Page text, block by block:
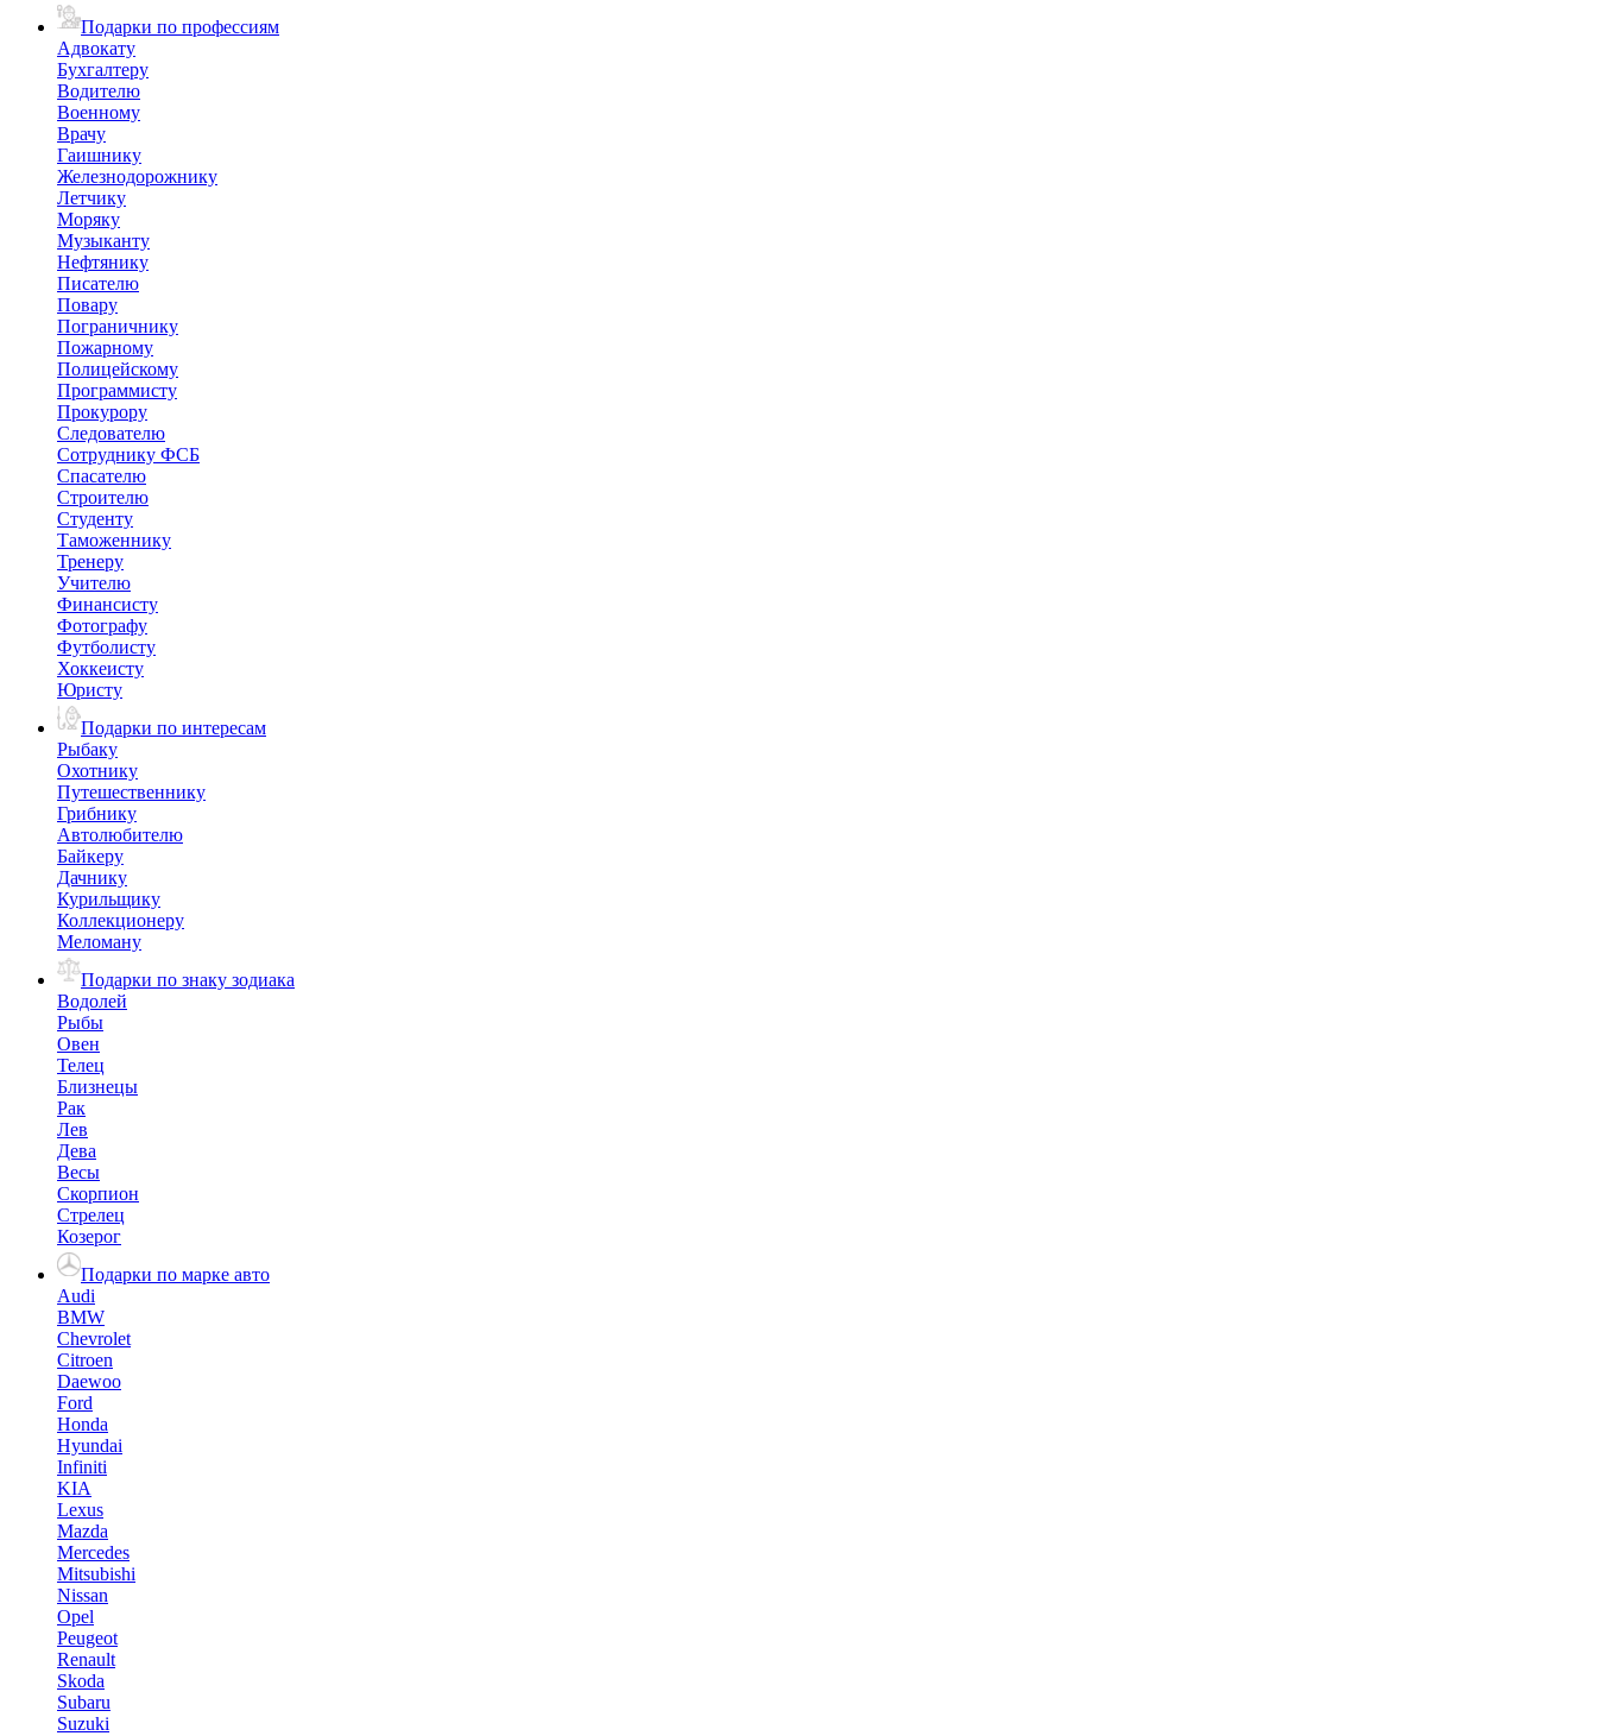
Подарки по профессиям
Адвокату
Бухгалтеру
Водителю
Военному
Врачу
Гаишнику
Железнодорожнику
Летчику
Моряку
Музыканту
Нефтянику
Писателю
Повару
Пограничнику
Пожарному
Полицейскому
Программисту
Прокурору
Следователю
Сотруднику ФСБ
Спасателю
Строителю
Студенту
Таможеннику
Тренеру
Учителю
Финансисту
Фотографу
Футболисту
Хоккеисту
Юристу
Подарки по интересам
Рыбаку
Охотнику
Путешественнику
Грибнику
Автолюбителю
Байкеру
Дачнику
Курильщику
Коллекционеру
Меломану
Подарки по знаку зодиака
Водолей
Рыбы
Овен
Телец
Близнецы
Рак
Лев
Дева
Весы
Скорпион
Стрелец
Козерог
Подарки по марке авто
Audi
BMW
Chevrolet
Citroen
Daewoo
Ford
Honda
Hyundai
Infiniti
KIA
Lexus
Mazda
Mercedes
Mitsubishi
Nissan
Opel
Peugeot
Renault
Skoda
Subaru
Suzuki